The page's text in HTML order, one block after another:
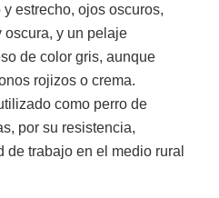
estrecho, ojos oscuros,
oscura, y un pelaje
de color gris, aunque
rojizos o crema.
como perro de
por su resistencia,
trabajo en el medio rural